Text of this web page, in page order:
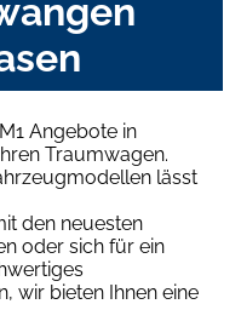
Angebote in
Traumwagen.
lässt
den neuesten
oder sich für ein
wir bieten Ihnen eine